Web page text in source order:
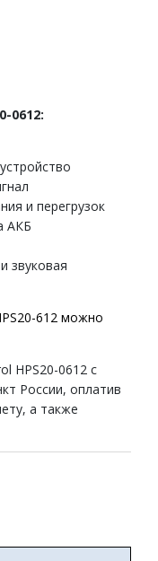
0612:
и перегрузок
АКБ
звуковая
612 можно
HPS20-0612 с
России, оплатив
а также